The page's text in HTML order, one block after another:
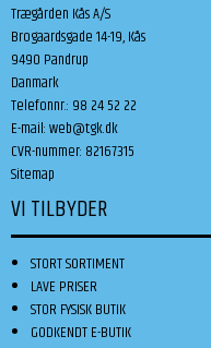
Trægården Kås A/S
Brogaardsgade 14-19, Kås
9490 Pandrup
Danmark
Telefonnr.: 98 24 52 22
E-mail:web@tgk.dk
CVR-nummer: 82167315
Sitemap
VI TILBYDER
STORT SORTIMENT
LAVE PRISER
STOR FYSISK BUTIK
GODKENDT E-BUTIK